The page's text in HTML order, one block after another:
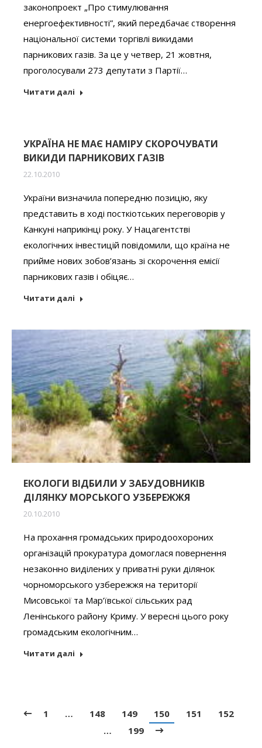
законопроект „Про стимулювання
енергоефективності”, який передбачає створення
національної системи торгівлі викидами
парникових газів. За це у четвер, 21 жовтня,
проголосували 273 депутати з Партії…
Читати далі
УКРАЇНА НЕ МАЄ НАМІРУ СКОРОЧУВАТИ
ВИКИДИ ПАРНИКОВИХ ГАЗІВ
22.10.2010
України визначила попередню позицію, яку
представить в ході посткіотських переговорів у
Канкуні наприкінці року. У Нацагентстві
екологічних інвестицій повідомили, що країна не
прийме нових зобов’язань зі скорочення емісії
парникових газів і обіцяє…
Читати далі
ЕКОЛОГИ ВІДБИЛИ У ЗАБУДОВНИКІВ
ДІЛЯНКУ МОРСЬКОГО УЗБЕРЕЖЖЯ
20.10.2010
На прохання громадських природоохороних
організацій прокуратура домоглася повернення
незаконно виділених у приватні руки ділянок
чорноморського узбережжя на території
Мисовської та Мар’ївської сільських рад
Ленінського району Криму. У вересні цього року
громадським екологічним…
Читати далі
1 … 148 149 150 151
152
…
199